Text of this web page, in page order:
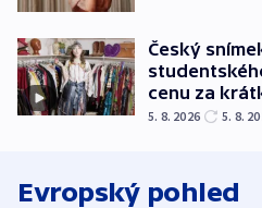
Český
cenu za
5. 8. 2026 5. 8.
Evropský pohled